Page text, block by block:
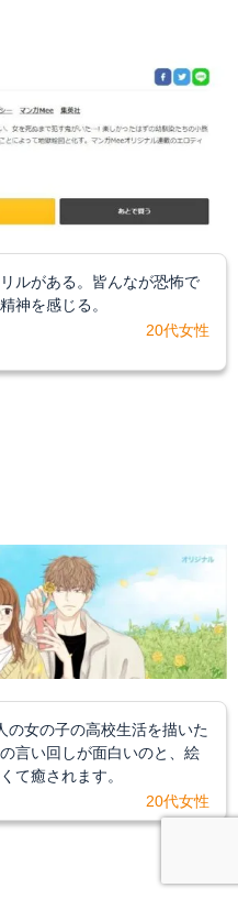
ルがある。皆んなが恐怖で
神を感じる。
20代女性
の女の子の高校生活を描いた
言い回しが面白いのと、絵
て癒されます。
20代女性